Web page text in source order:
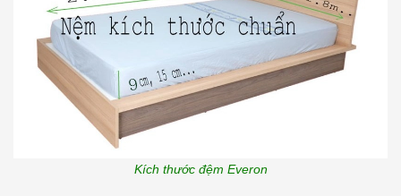
Kích thước đệm Everon